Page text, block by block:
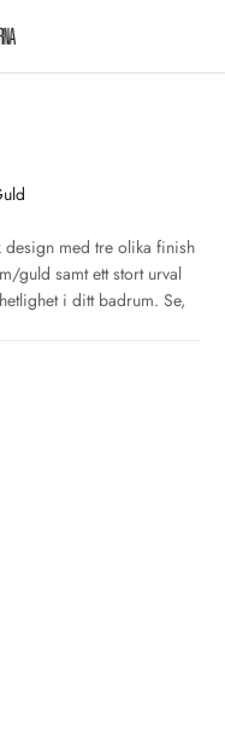
design med tre olika finish
guld samt ett stort urval
i ditt badrum. Se,